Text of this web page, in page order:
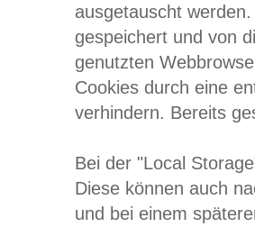
ausgetauscht
gespeichert und von
genutzten
Cookies durch eine
verhindern. Bereits
Bei der "Local
Diese können auch
und bei einem